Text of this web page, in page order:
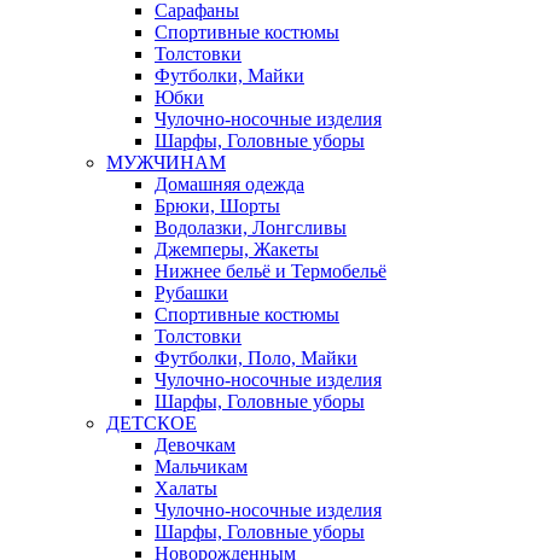
Сарафаны
Спортивные костюмы
Толстовки
Футболки, Майки
Юбки
Чулочно-носочные изделия
Шарфы, Головные уборы
МУЖЧИНАМ
Домашняя одежда
Брюки, Шорты
Водолазки, Лонгсливы
Джемперы, Жакеты
Нижнее бельё и Термобельё
Рубашки
Спортивные костюмы
Толстовки
Футболки, Поло, Майки
Чулочно-носочные изделия
Шарфы, Головные уборы
ДЕТСКОЕ
Девочкам
Мальчикам
Халаты
Чулочно-носочные изделия
Шарфы, Головные уборы
Новорожденным